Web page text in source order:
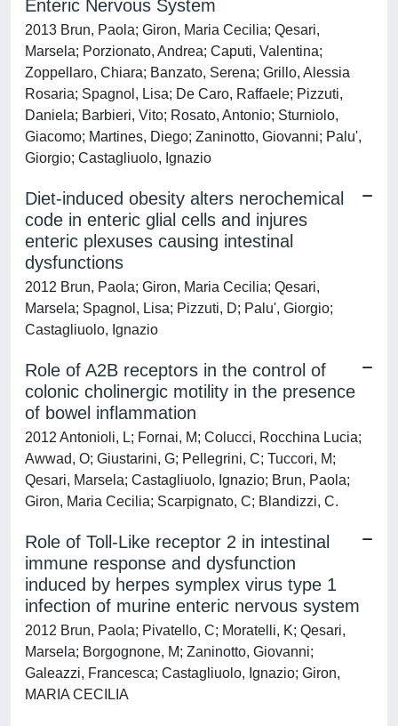
Enteric Nervous System
2013 Brun, Paola; Giron, Maria Cecilia; Qesari,
Marsela; Porzionato, Andrea; Caputi, Valentina;
Zoppellaro, Chiara; Banzato, Serena; Grillo, Alessia
Rosaria; Spagnol, Lisa; De Caro, Raffaele; Pizzuti,
Daniela; Barbieri, Vito; Rosato, Antonio; Sturniolo,
Giacomo; Martines, Diego; Zaninotto, Giovanni; Palu',
Giorgio; Castagliuolo, Ignazio
Diet-induced obesity alters nerochemical
code in enteric glial cells and injures
enteric plexuses causing intestinal
dysfunctions
2012 Brun, Paola; Giron, Maria Cecilia; Qesari,
Marsela; Spagnol, Lisa; Pizzuti, D; Palu', Giorgio;
Castagliuolo, Ignazio
Role of A2B receptors in the control of
colonic cholinergic motility in the presence
of bowel inflammation
2012 Antonioli, L; Fornai, M; Colucci, Rocchina Lucia;
Awwad, O; Giustarini, G; Pellegrini, C; Tuccori, M;
Qesari, Marsela; Castagliuolo, Ignazio; Brun, Paola;
Giron, Maria Cecilia; Scarpignato, C; Blandizzi, C.
Role of Toll-Like receptor 2 in intestinal
immune response and dysfunction
induced by herpes symplex virus type 1
infection of murine enteric nervous system
2012 Brun, Paola; Pivatello, C; Moratelli, K; Qesari,
Marsela; Borgognone, M; Zaninotto, Giovanni;
Galeazzi, Francesca; Castagliuolo, Ignazio; Giron,
MARIA CECILIA